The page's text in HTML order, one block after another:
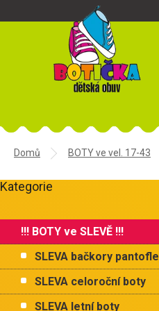
Domů BOTY ve vel. 17-43
o
t
n
í
Přeskočit
Kategorie
!!! BOTY ve SLEVĚ !!!
SLEVA bačkory pantofle
SLEVA celoroční boty
SLEVA letní boty